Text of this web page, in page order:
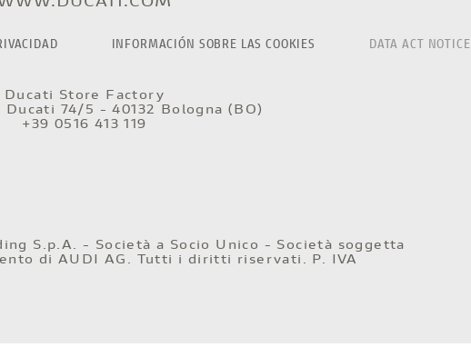
INFORMACIÓN SOBRE LAS COOKIES DATA ACT NOTICE
Ducati Store Factory
Ducati 74/5 - 40132 Bologna (BO)
+39 0516 413 119
S.p.A. - Società a Socio Unico - Società soggetta
di AUDI AG. Tutti i diritti riservati. P. IVA